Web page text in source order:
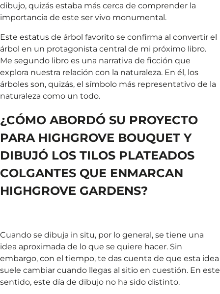
dibujo, quizás estaba más cerca de comprender la
importancia de este ser vivo monumental.
Este estatus de árbol favorito se confirma al convertir el
árbol en un protagonista central de mi próximo libro.
Me segundo libro es una narrativa de ficción que
explora nuestra relación con la naturaleza. En él, los
árboles son, quizás, el símbolo más representativo de la
naturaleza como un todo.
¿CÓMO ABORDÓ SU PROYECTO
PARA HIGHGROVE BOUQUET Y
DIBUJÓ LOS TILOS PLATEADOS
COLGANTES QUE ENMARCAN
HIGHGROVE GARDENS?
Cuando se dibuja in situ, por lo general, se tiene una
idea aproximada de lo que se quiere hacer. Sin
embargo, con el tiempo, te das cuenta de que esta idea
suele cambiar cuando llegas al sitio en cuestión. En este
sentido, este día de dibujo no ha sido distinto.